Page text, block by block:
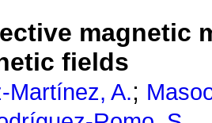
magnetic
fields
Martínez, A.;